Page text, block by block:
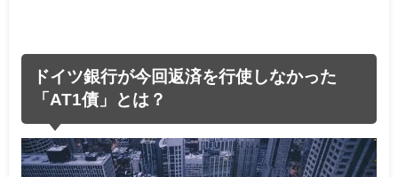
ドイツ銀行が今回返済を行使しなかった
「AT1債」とは？